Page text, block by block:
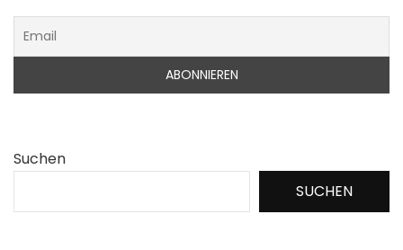
Suchen
SUCHEN